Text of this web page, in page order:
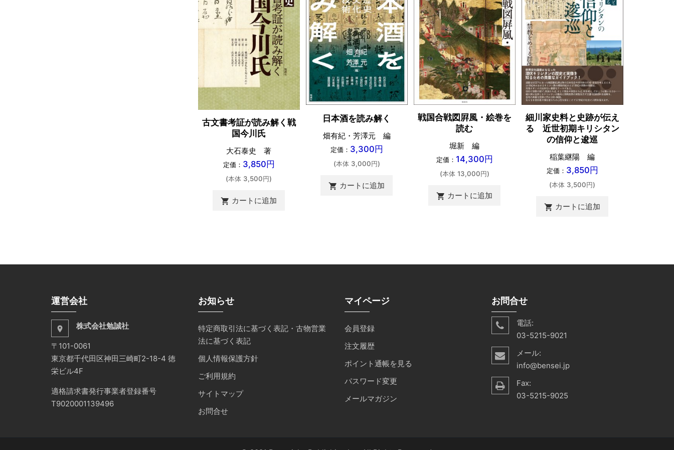
古文書考証が読み解く戦
国今川氏
大石泰史 著
定価： 3,850円
(本体 3,500円)
shopping_cart カートに追加
日本酒を読み解く
畑有紀・芳澤元 編
定価： 3,300円
(本体 3,000円)
shopping_cart カートに追加
戦国合戦図屛風・絵巻を
読む
堀新 編
定価： 14,300円
(本体 13,000円)
shopping_cart カートに追加
細川家史料と史跡が伝え
る 近世初期キリシタン
の信仰と逡巡
稲葉継陽 編
定価： 3,850円
(本体 3,500円)
shopping_cart カートに追加
運営会社
place 株式会社勉誠社
〒101-0061
東京都千代田区神田三崎町2-18-4 徳
栄ビル4F
適格請求書発行事業者登録番号
T9020001139496
お知らせ
特定商取引法に基づく表記・古物営業
法に基づく表記
個人情報保護方針
ご利用規約
サイトマップ
お問合せ
マイページ
会員登録
注文履歴
ポイント通帳を見る
パスワード変更
メールマガジン
お問合せ
電話:
03-5215-9021
メール:
info@bensei.jp
Fax:
03-5215-9025